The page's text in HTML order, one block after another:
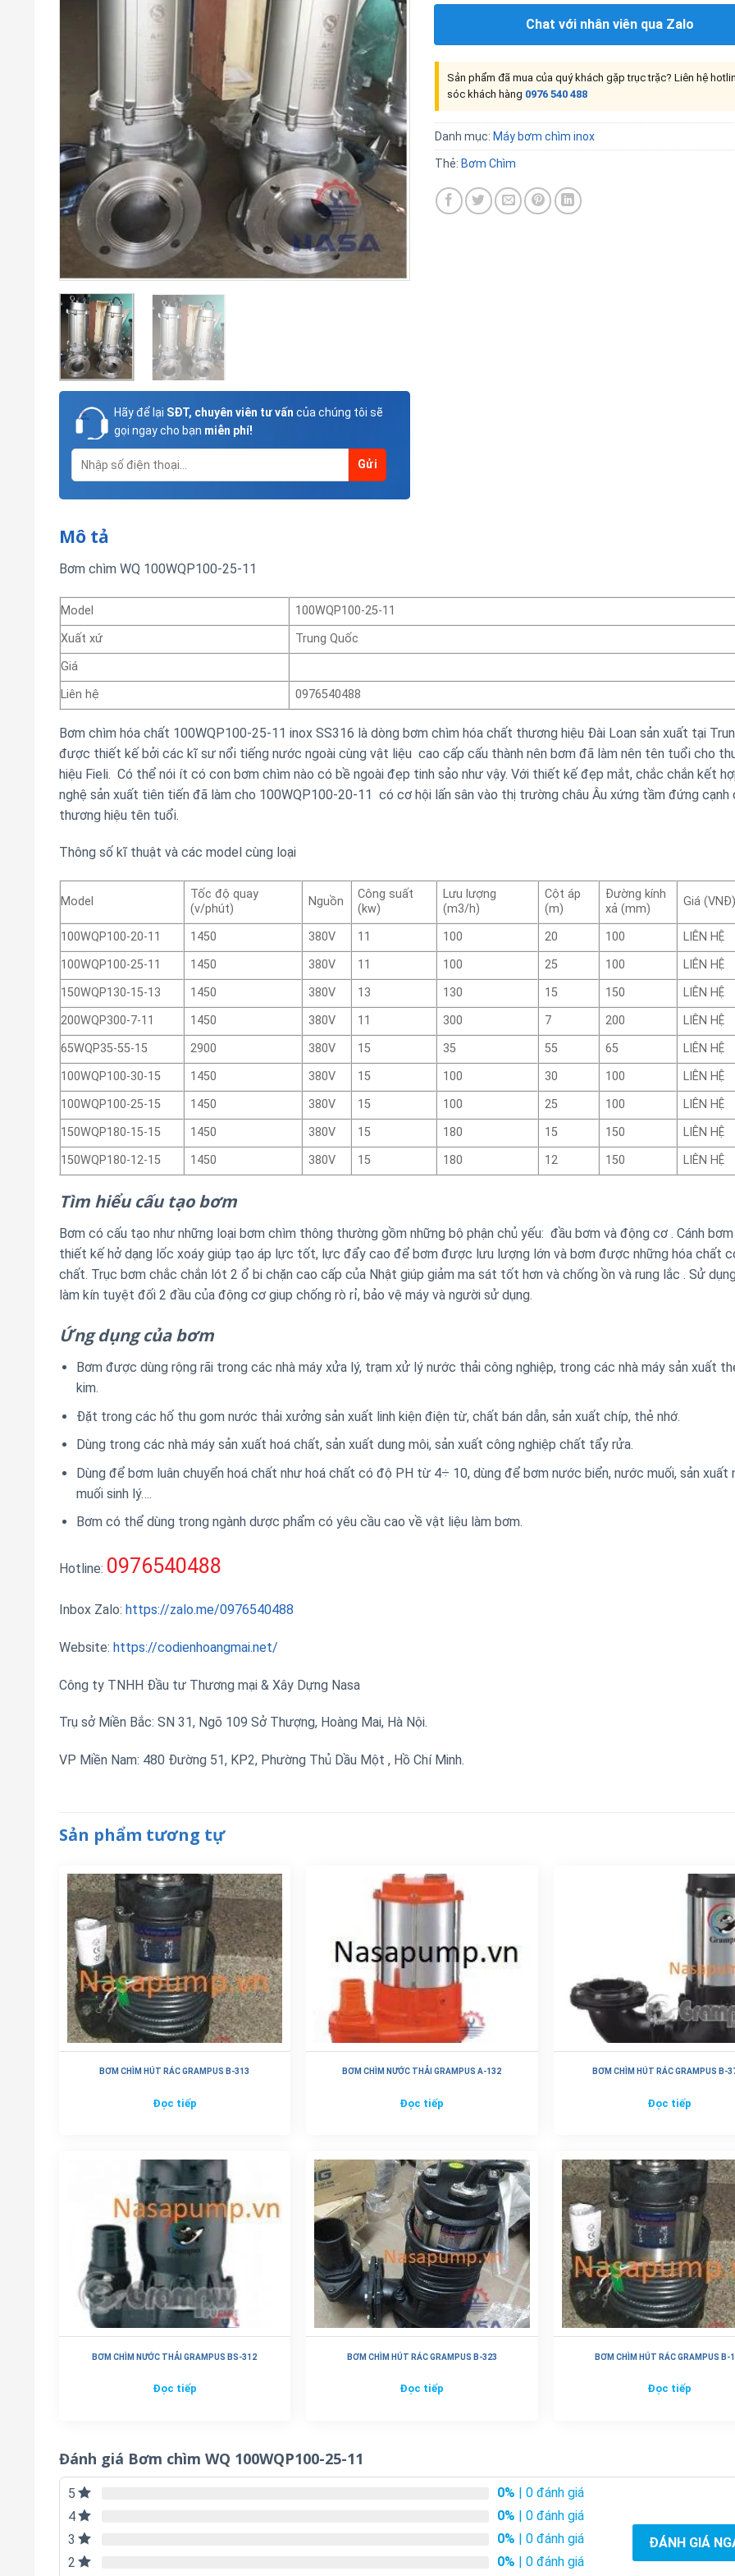
Hãy để lại SĐT, chuyên viên tư vấn của chúng tôi sẽ
gọi ngay cho bạn miễn phí!
Chat với nhân viên qua Zalo
Sản phẩm đã mua của quý khách gặp trục trặc? Liên hệ
sóc khách hàng 0976 540 488
Danh mục: Máy bơm chìm inox
Thẻ: Bơm Chìm
Mô tả
Bơm chìm WQ 100WQP100-25-11
Model
100WQP100-25-11
Xuất xứ
Trung Quốc
Giá
Liên hệ
0976540488
Bơm chìm hóa chất 100WQP100-25-11 inox SS316 là dòng bơm chìm hóa chất thương hiệu Đài Loan sản xuất tại
được thiết kế bởi các kĩ sư nổi tiếng nước ngoài cùng vật liệu cao cấp cấu thành nên bơm đã làm nên tên tuổi cho
hiệu Fieli. Có thể nói ít có con bơm chìm nào có bề ngoài đẹp tinh sảo như vậy. Với thiết kế đẹp mắt, chắc chắn kết
nghệ sản xuất tiên tiến đã làm cho 100WQP100-20-11 có cơ hội lấn sân vào thị trường châu Âu xứng tầm đứng cạnh
thương hiệu tên tuổi.
Thông số kĩ thuật và các model cùng loại
Model
Tốc độ quay
(v/phút)
Nguồn
Công suất
(kw)
Lưu lượng
(m3/h)
Cột áp
(m)
Đường kính
xả (mm)
Giá
100WQP100-20-11 1450 380V 11 100 20 100
LIÊN HỆ
100WQP100-25-11
1450 380V 11 100 25 100
LIÊN HỆ
150WQP130-15-13
1450 380V 13 130 15 150
LIÊN HỆ
200WQP300-7-11
1450 380V 11 300 7 200
LIÊN HỆ
65WQP35-55-15
2900 380V 15 35 55 65
LIÊN HỆ
100WQP100-30-15
1450 380V 15 100 30 100
LIÊN HỆ
100WQP100-25-15
1450 380V 15 100 25 100
LIÊN HỆ
150WQP180-15-15
1450 380V 15 180 15 150
LIÊN HỆ
150WQP180-12-15
1450 380V 15 180 12 150 LIÊN HỆ
Tìm hiểu cấu tạo bơm
Bơm có cấu tạo như những loại bơm chìm thông thường gồm những bộ phận chủ yếu: đầu bơm và động cơ . Cánh
thiết kế hở dạng lốc xoáy giúp tạo áp lực tốt, lực đẩy cao để bơm được lưu lượng lớn và bơm được những hóa chất
chất. Trục bơm chắc chắn lót 2 ổ bi chặn cao cấp của Nhật giúp giảm ma sát tốt hơn và chống ồn và rung lắc . Sử
làm kín tuyệt đối 2 đầu của động cơ giup chống rò rỉ, bảo vệ máy và người sử dụng.
Ứng dụng của bơm
Bơm được dùng rộng rãi trong các nhà máy xửa lý, trạm xử lý nước thải công nghiệp, trong các nhà máy sản xuất
kim.
Đặt trong các hố thu gom nước thải xưởng sản xuất linh kiện điện từ, chất bán dẫn, sản xuất chíp, thẻ nhớ.
Dùng trong các nhà máy sản xuất hoá chất, sản xuất dung môi, sản xuất công nghiệp chất tẩy rửa.
Dùng để bơm luân chuyển hoá chất như hoá chất có độ PH từ 4÷ 10, dùng để bơm nước biển, nước muối, sản xuất
muối sinh lý….
Bơm có thể dùng trong ngành dược phẩm có yêu cầu cao về vật liệu làm bơm.
Hotline: 0976540488
Inbox Zalo: https://zalo.me/0976540488
Website: https://codienhoangmai.net/
Công ty TNHH Đầu tư Thương mại & Xây Dựng Nasa
Trụ sở Miền Bắc: SN 31, Ngõ 109 Sở Thượng, Hoàng Mai, Hà Nội.
VP Miền Nam: 480 Đường 51, KP2, Phường Thủ Dầu Một , Hồ Chí Minh.
Sản phẩm tương tự
BƠM CHÌM HÚT RÁC GRAMPUS B-313
Đọc tiếp
BƠM CHÌM NƯỚC THẢI GRAMPUS A-132
Đọc tiếp
BƠM CHÌM HÚT RÁC GRAMPUS B-
Đọc tiếp
BƠM CHÌM NƯỚC THẢI GRAMPUS BS-312
Đọc tiếp
BƠM CHÌM HÚT RÁC GRAMPUS B-323
Đọc tiếp
BƠM CHÌM HÚT RÁC GRAMPUS B-
Đọc tiếp
Đánh giá Bơm chìm WQ 100WQP100-25-11
5 0% | 0 đánh giá
4
0% | 0 đánh giá
3
0% | 0 đánh giá
2
0% | 0 đánh giá
ĐÁNH GIÁ